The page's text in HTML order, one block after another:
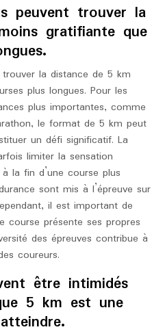
peuvent trouver la
gratifiante que
la distance de 5 km
plus longues. Pour les
plus importantes, comme
le format de 5 km peut
un défi significatif. La
limiter la sensation
la fin d’une course plus
sont mis à l’épreuve sur
il est important de
course présente ses propres
des épreuves contribue à
coureurs.
être intimidés
5 km est une